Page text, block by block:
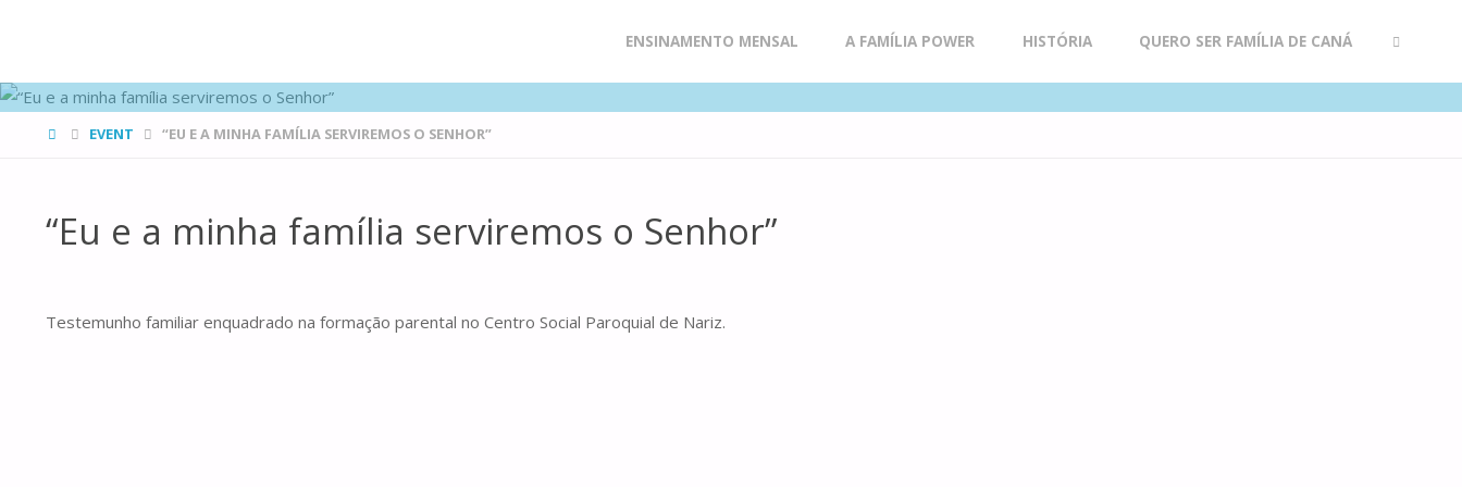
to
ENSINAMENTO MENSAL A FAMÍLIA POWER HISTÓRIA QUERO SER FAMÍLIA DE CANÁ
HOMEEVENT “EU E A MINHA FAMÍLIA SERVIREMOS O SENHOR”
“Eu e a minha família serviremos o Senhor”
Testemunho familiar enquadrado na formação parental no Centro Social Paroquial de Nariz.